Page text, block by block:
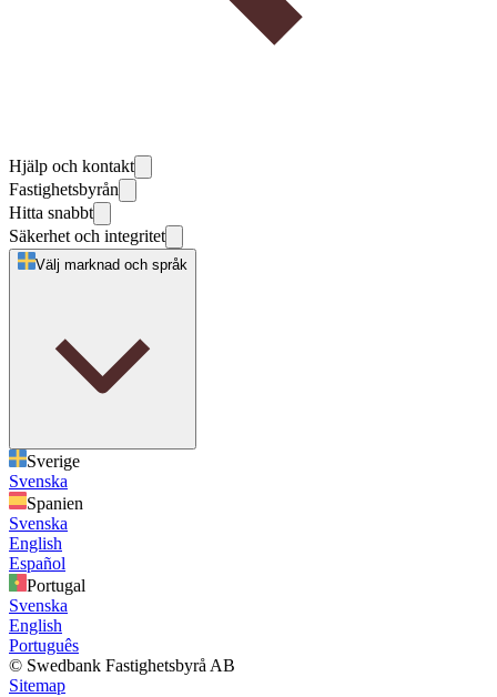
Hjälp och kontakt
Fastighetsbyrån
Hitta snabbt
Säkerhet och integritet
Välj marknad och språk
Sverige
Svenska
Spanien
Svenska
English
Español
Portugal
Svenska
English
Português
© Swedbank Fastighetsbyrå AB
Sitemap